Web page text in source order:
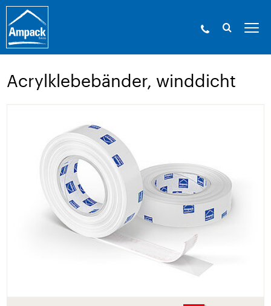
Ampack - Die Experten der Gebäudehülle. Seit
1946.»Produkte
Zubehör»
Acrylklebebänder, winddicht